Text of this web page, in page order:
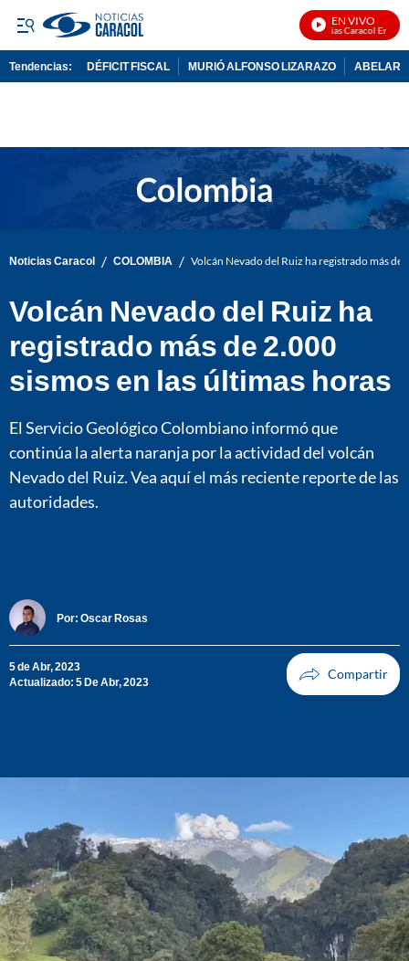
EN VIVO
Noticias Caracol En Vivo
Tendencias: DÉFICIT FISCAL MURIÓ ALFONSO LIZARAZO
Noticias Caracol / COLOMBIA / Volcán Nevado del Ruiz ha registrado más de
Volcán Nevado del Ruiz ha
registrado más de 2.000
sismos en las últimas horas
El Servicio Geológico Colombiano informó que
continúa la alerta naranja por la actividad del volcán
Nevado del Ruiz. Vea aquí el más reciente reporte de las
autoridades.
Por: Oscar Rosas
5 de Abr, 2023
Actualizado: 5 De Abr, 2023